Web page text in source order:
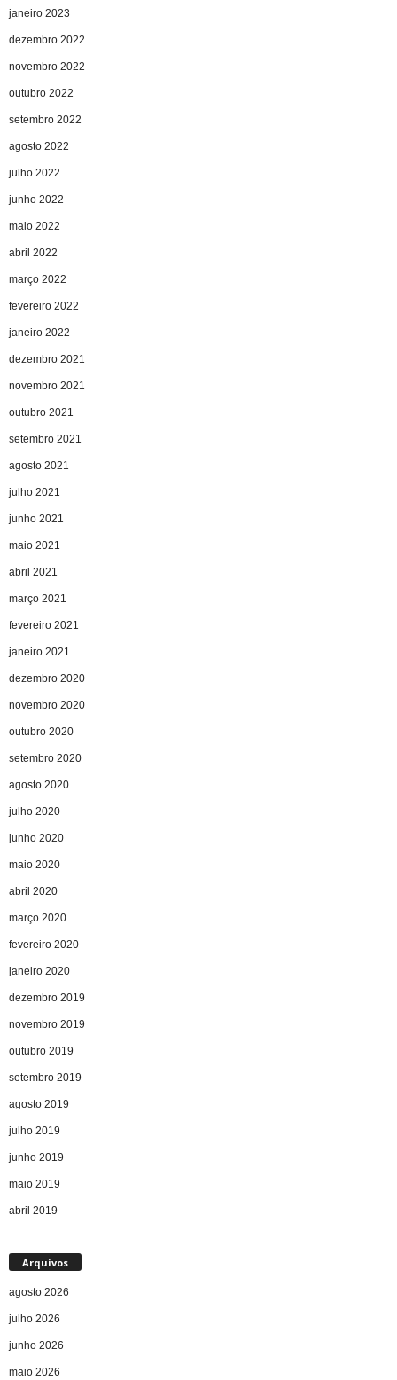
janeiro 2023
dezembro 2022
novembro 2022
outubro 2022
setembro 2022
agosto 2022
julho 2022
junho 2022
maio 2022
abril 2022
março 2022
fevereiro 2022
janeiro 2022
dezembro 2021
novembro 2021
outubro 2021
setembro 2021
agosto 2021
julho 2021
junho 2021
maio 2021
abril 2021
março 2021
fevereiro 2021
janeiro 2021
dezembro 2020
novembro 2020
outubro 2020
setembro 2020
agosto 2020
julho 2020
junho 2020
maio 2020
abril 2020
março 2020
fevereiro 2020
janeiro 2020
dezembro 2019
novembro 2019
outubro 2019
setembro 2019
agosto 2019
julho 2019
junho 2019
maio 2019
abril 2019
Arquivos
agosto 2026
julho 2026
junho 2026
maio 2026